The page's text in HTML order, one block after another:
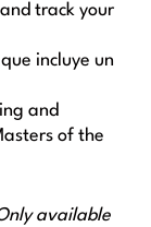
track your
incluye un
and
of the
available